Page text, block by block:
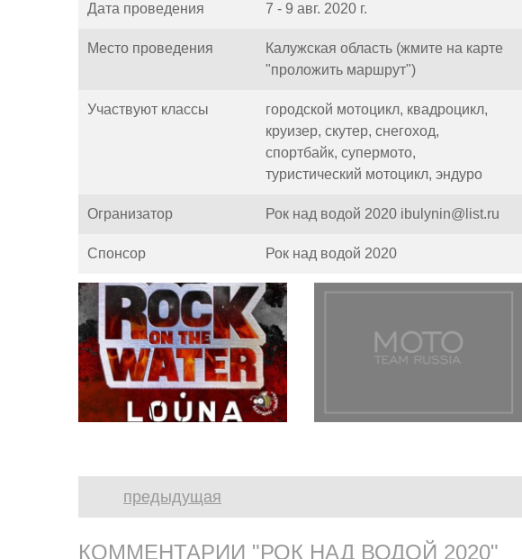
Дата проведения 7 - 9 авг. 2020 г.
Место проведения
Калужская область (жмите на карте
"проложить маршрут")
Участвуют классы городской мотоцикл, квадроцикл,
круизер, скутер, снегоход,
спортбайк, супермото,
туристический мотоцикл, эндуро
Огранизатор Рок над водой 2020 ibulynin@list.ru
Спонсор Рок над водой 2020
предыдущая
КОММЕНТАРИИ "РОК НАД ВОДОЙ 2020"